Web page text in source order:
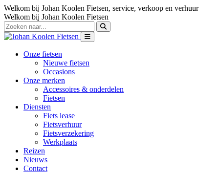
Welkom bij Johan Koolen Fietsen, service, verkoop en verhuur
Welkom bij Johan Koolen Fietsen
Onze fietsen
Nieuwe fietsen
Occasions
Onze merken
Accessoires & onderdelen
Fietsen
Diensten
Fiets lease
Fietsverhuur
Fietsverzekering
Werkplaats
Reizen
Nieuws
Contact